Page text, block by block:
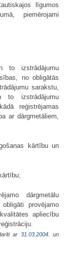
līgumos
piemērojami
to izstrādājumu
no obligātās
sarakstu,
to izstrādājumu
reģistrējamas
ar dārgmetāliem,
kārtību un
dārgmetālu
provējamo
apliecību
ar 31.03.2004.
un